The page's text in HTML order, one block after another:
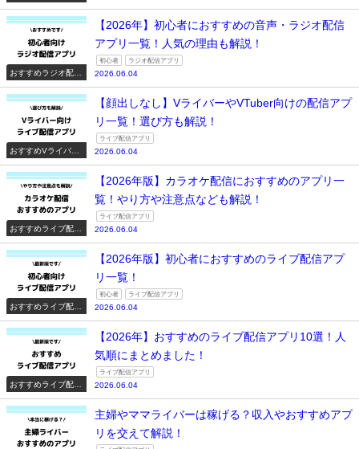
おすすめラジオ配信
【2026年】初心者におすすめの音声・ラジオ配信
アプリ一覧！人気の理由も解説！
初心者 ラジオ配信アプリ
2026.06.04
おすすめVライバー
【顔出しなし】VライバーやVTuber向けの配信アプ
リ一覧！選び方も解説！
ライブ配信アプリ
2026.06.04
おすすめライブ配信
【2026年版】カラオケ配信におすすめのアプリ一
覧！やり方や注意点なども解説！
ライブ配信アプリ
2026.06.04
おすすめライブ配信
【2026年版】初心者におすすめのライブ配信アプ
リ一覧！
初心者 ライブ配信アプリ
2026.06.04
おすすめライブ配信
【2026年】おすすめのライブ配信アプリ10選！人
気順にまとめました！
ライブ配信アプリ
2026.06.04
主婦やママライバーは稼げる？収入やおすすめアプ
リを交えて解説！